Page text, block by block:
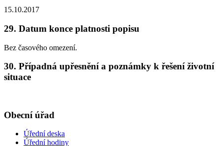
15.10.2017
29. Datum konce platnosti popisu
Bez časového omezení.
30. Případná upřesnění a poznámky k řešení životní
situace
Obecní úřad
Úřední deska
Úřední hodiny